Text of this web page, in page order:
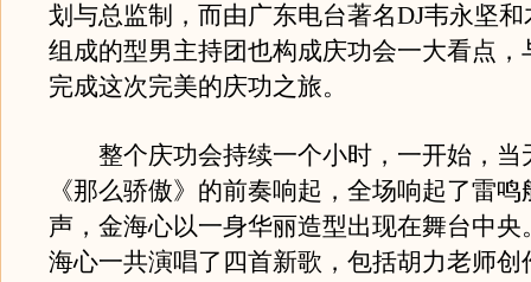
划与总监制，而由广东电台著名DJ韦永坚
组成的型男主持团也构成庆功会一大看点，
完成这次完美的庆功之旅。
整个庆功会持续一个小时，一开始，当
《那么骄傲》的前奏响起，全场响起了雷
声，金海心以一身华丽造型出现在舞台中央
海心一共演唱了四首新歌，包括胡力老师创